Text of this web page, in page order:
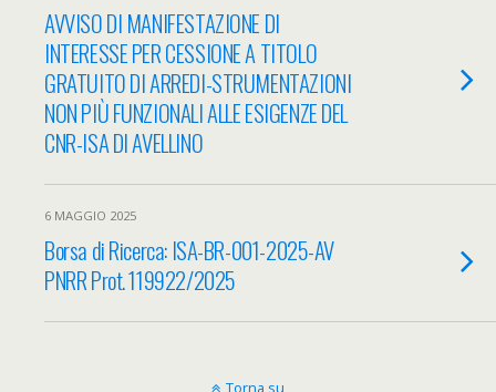
AVVISO DI MANIFESTAZIONE DI
INTERESSE PER CESSIONE A TITOLO
GRATUITO DI ARREDI-STRUMENTAZIONI
NON PIÙ FUNZIONALI ALLE ESIGENZE DEL
CNR-ISA DI AVELLINO
6 MAGGIO 2025
Borsa di Ricerca: ISA-BR-001-2025-AV
PNRR Prot. 119922/2025
Torna su